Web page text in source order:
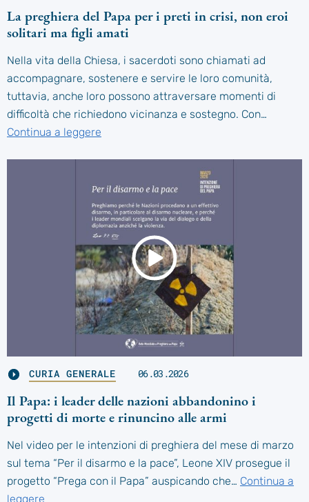
La preghiera del Papa per i preti in crisi, non eroi
solitari ma figli amati
Nella vita della Chiesa, i sacerdoti sono chiamati ad
accompagnare, sostenere e servire le loro comunità,
tuttavia, anche loro possono attraversare momenti di
difficoltà che richiedono vicinanza e sostegno. Con…
Continua a leggere
CURIA GENERALE 06.03.2026
Il Papa: i leader delle nazioni abbandonino i
progetti di morte e rinuncino alle armi
Nel video per le intenzioni di preghiera del mese di marzo
sul tema “Per il disarmo e la pace”, Leone XIV prosegue il
progetto “Prega con il Papa” auspicando che… Continua a
leggere